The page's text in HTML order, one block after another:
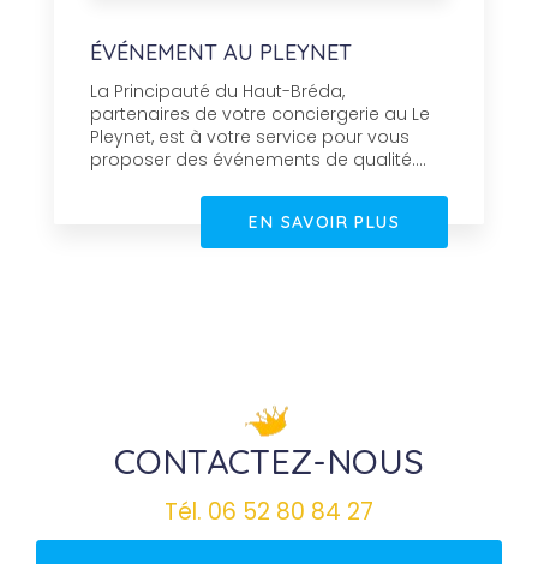
ÉVÉNEMENT AU PLEYNET
La Principauté du Haut-Bréda,
partenaires de votre conciergerie au Le
Pleynet, est à votre service pour vous
proposer des événements de qualité....
EN SAVOIR PLUS
CONTACTEZ-NOUS
Tél. 06 52 80 84 27